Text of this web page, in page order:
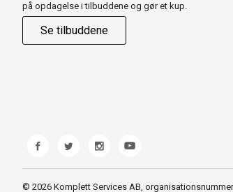
på opdagelse i tilbuddene og gør et kup.
Se tilbuddene
© 2026 Komplett Services AB,